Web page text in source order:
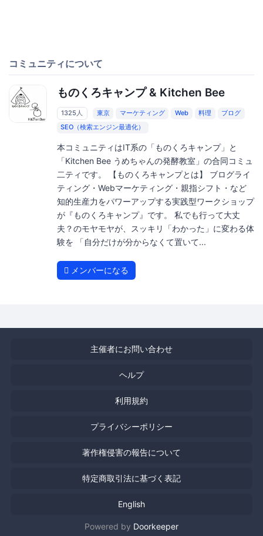
コミュニティについて
ものくろキャンプ & Kitchen Bee
1325人 東京 マーケティング Web 料理
ブログ
SEO（検索エンジン最適化）
本コミュニティはIT系の「ものくろキャンプ」と
「Kitchen Bee うめちゃんの発酵教室」の合同コミュ
二ティです。 【ものくろキャンプとは】 ブログライ
ティング・Webマーケティング・親指シフト・など
知的生産力をパワーアップする実践型ワークショップ
が『ものくろキャンプ』です。 私でも行って大丈
夫？のモヤモヤが、スッキリ「わかった」に変わる体
験を 「自分だけが分からなくて置いて...
メンバーになる
主催者にお問い合わせ
ヘルプ
利用規約
プライバシーポリシー
著作権侵害の報告について
特定商取引法に基づく表記
English
Powered by Doorkeeper